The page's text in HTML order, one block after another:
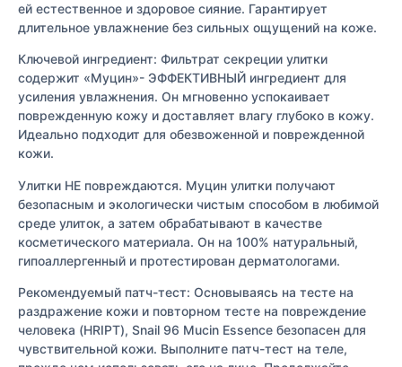
ей естественное и здоровое сияние. Гарантирует
длительное увлажнение без сильных ощущений на коже.
Ключевой ингредиент: Фильтрат секреции улитки
содержит «Муцин»- ЭФФЕКТИВНЫЙ ингредиент для
усиления увлажнения. Он мгновенно успокаивает
поврежденную кожу и доставляет влагу глубоко в кожу.
Идеально подходит для обезвоженной и поврежденной
кожи.
Улитки НЕ повреждаются. Муцин улитки получают
безопасным и экологически чистым способом в любимой
среде улиток, а затем обрабатывают в качестве
косметического материала. Он на 100% натуральный,
гипоаллергенный и протестирован дерматологами.
Рекомендуемый патч-тест: Основываясь на тесте на
раздражение кожи и повторном тесте на повреждение
человека (HRIPT), Snail 96 Mucin Essence безопасен для
чувствительной кожи. Выполните патч-тест на теле,